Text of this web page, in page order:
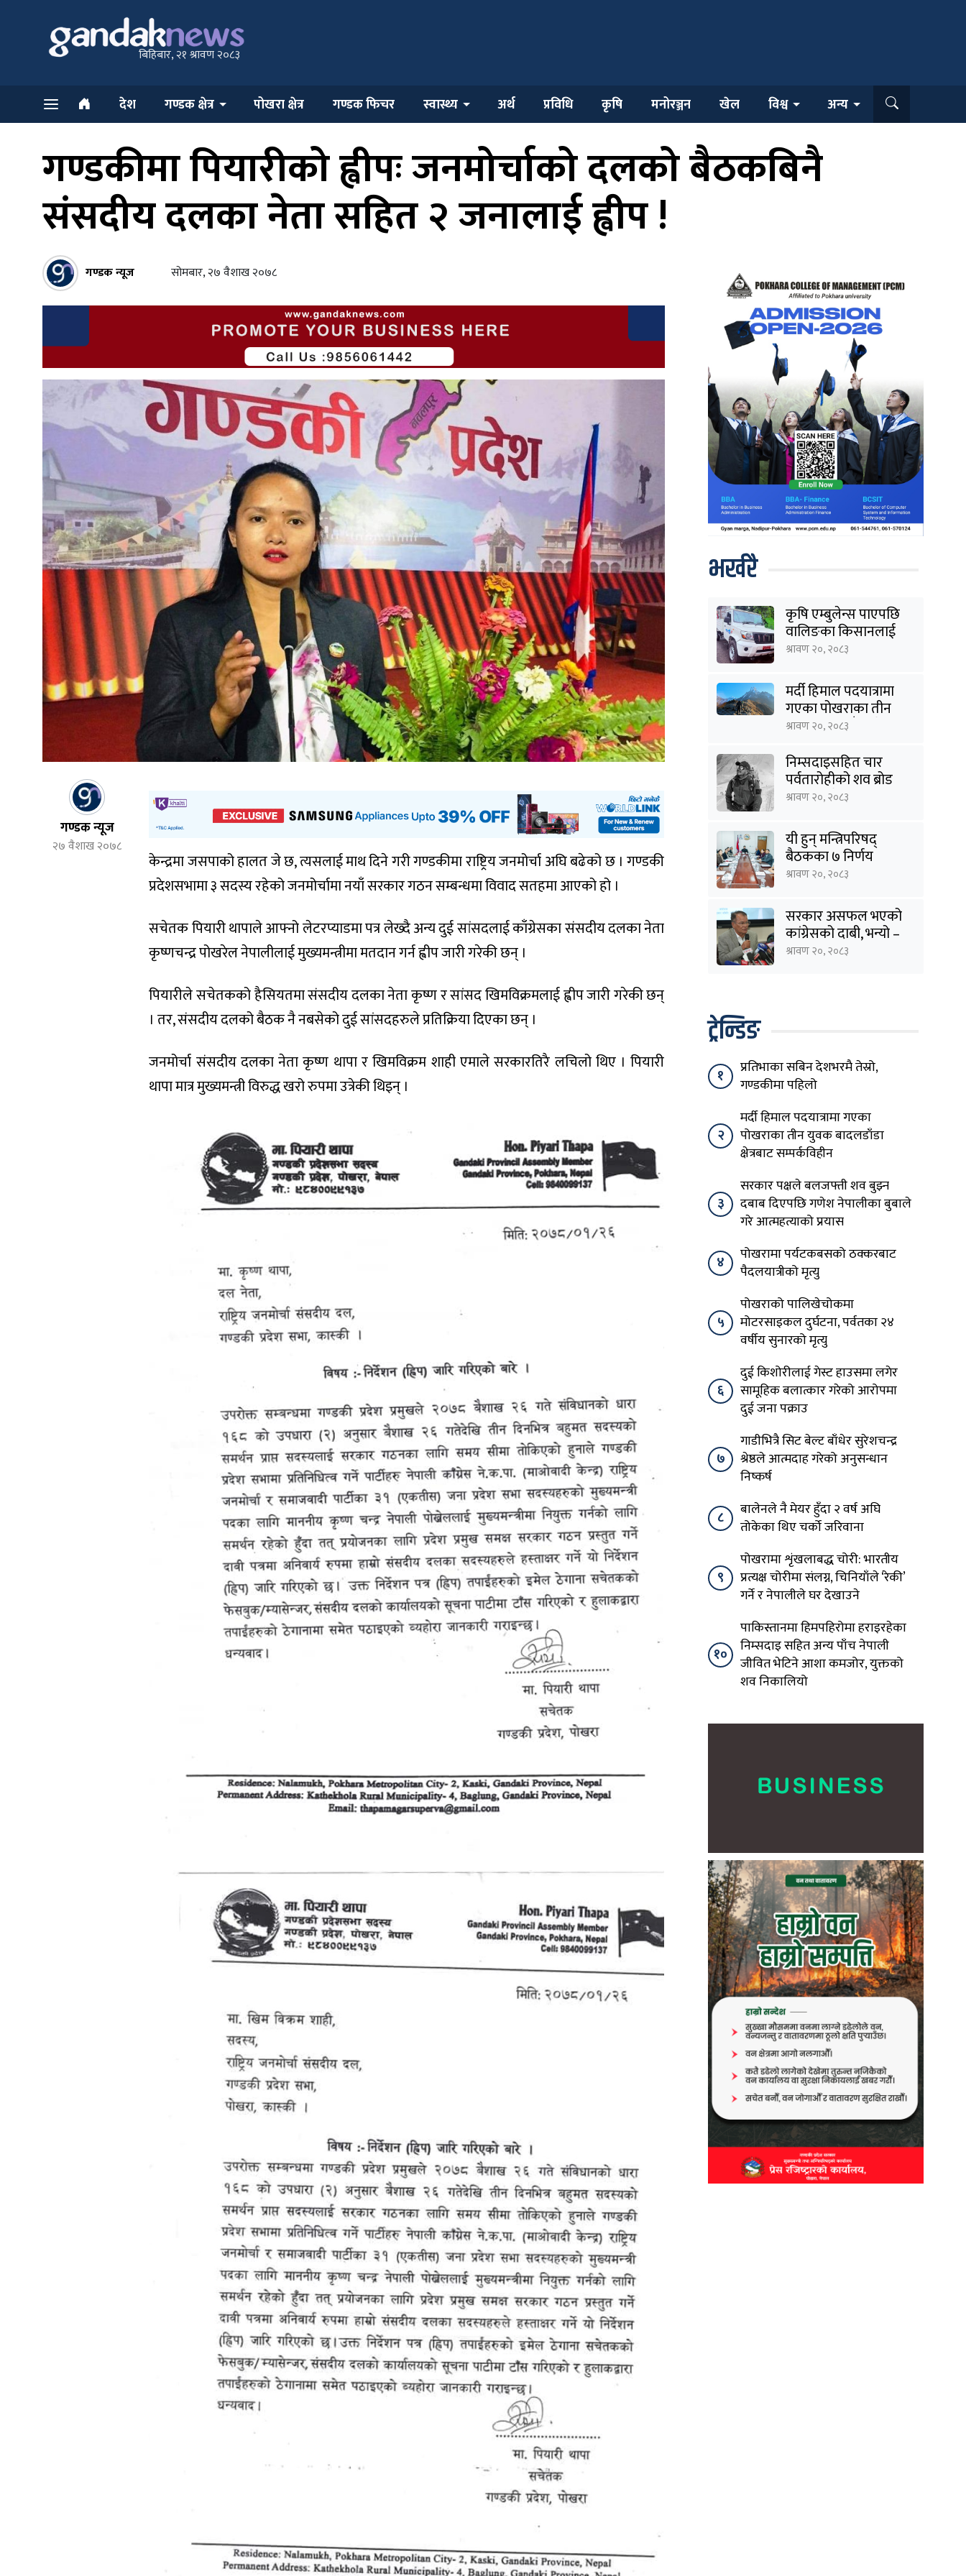
बिहिबार, २१ श्रावण २०८३
देश गण्डक क्षेत्र पोखरा क्षेत्र गण्डक फिचर स्वास्थ्य अर्थ प्रविधि कृषि मनोरञ्जन खेल विश्व अन्य
गण्डकीमा पियारीको ह्वीपः जनमोर्चाको दलको बैठकबिनै
संसदीय दलका नेता सहित २ जनालाई ह्वीप !
गण्डक न्यूज सोमबार, २७ वैशाख २०७८
गण्डक न्यूज
२७ वैशाख २०७८
केन्द्रमा जसपाको हालत जे छ, त्यसलाई माथ दिने गरी गण्डकीमा राष्ट्रिय जनमोर्चा अघि बढेको छ । गण्डकी
प्रदेशसभामा ३ सदस्य रहेको जनमोर्चामा नयाँ सरकार गठन सम्बन्धमा विवाद सतहमा आएको हो ।
सचेतक पियारी थापाले आफ्नो लेटरप्याडमा पत्र लेख्दै अन्य दुई सांसदलाई काँग्रेसका संसदीय दलका नेता
कृष्णचन्द्र पोखरेल नेपालीलाई मुख्यमन्त्रीमा मतदान गर्न ह्वीप जारी गरेकी छन् ।
पियारीले सचेतकको हैसियतमा संसदीय दलका नेता कृष्ण र सांसद खिमविक्रमलाई ह्वीप जारी गरेकी छन्
। तर, संसदीय दलको बैठक नै नबसेको दुई सांसदहरुले प्रतिक्रिया दिएका छन् ।
जनमोर्चा संसदीय दलका नेता कृष्ण थापा र खिमविक्रम शाही एमाले सरकारतिरै लचिलो थिए । पियारी
थापा मात्र मुख्यमन्त्री विरुद्ध खरो रुपमा उत्रेकी थिइन् ।
भर्खरै
कृषि एम्बुलेन्स पाएपछि
वालिङका किसानलाई
राहत
श्रावण २०, २०८३
मर्दी हिमाल पदयात्रामा
गएका पोखराका तीन
युवक बादलडाँडा क्षेत्रबाट
श्रावण २०, २०८३
निम्सदाइसहित चार
पर्वतारोहीको शव ब्रोड
पिकबाट बेस क्याम्पमा
श्रावण २०, २०८३
यी हुन् मन्त्रिपरिषद्
बैठकका ७ निर्णय
श्रावण २०, २०८३
सरकार असफल भएको
कांग्रेसको दाबी, भन्यो –
‘जनविश्वासको संकटमा
श्रावण २०, २०८३
ट्रेन्डिङ
१
प्रतिभाका सबिन देशभरमै तेस्रो,
गण्डकीमा पहिलो
२
मर्दी हिमाल पदयात्रामा गएका
पोखराका तीन युवक बादलडाँडा
क्षेत्रबाट सम्पर्कविहीन
३
सरकार पक्षले बलजफ्ती शव बुझ्न
दबाब दिएपछि गणेश नेपालीका बुबाले
गरे आत्महत्याको प्रयास
४
पोखरामा पर्यटकबसको ठक्करबाट
पैदलयात्रीको मृत्यु
५
पोखराको पालिखेचोकमा
मोटरसाइकल दुर्घटना, पर्वतका २४
वर्षीय सुनारको मृत्यु
६
दुई किशोरीलाई गेस्ट हाउसमा लगेर
सामूहिक बलात्कार गरेको आरोपमा
दुई जना पक्राउ
७
गाडीभित्रै सिट बेल्ट बाँधेर सुरेशचन्द्र
श्रेष्ठले आत्मदाह गरेको अनुसन्धान
निष्कर्ष
८
बालेनले नै मेयर हुँदा २ वर्ष अघि
तोकेका थिए चर्को जरिवाना
९
पोखरामा शृंखलाबद्ध चोरी: भारतीय
प्रत्यक्ष चोरीमा संलग्न, चिनियाँले ‘रेकी’
गर्ने र नेपालीले घर देखाउने
१०
पाकिस्तानमा हिमपहिरोमा हराइरहेका
निम्सदाइ सहित अन्य पाँच नेपाली
जीवित भेटिने आशा कमजोर, युक्तको
शव निकालियो